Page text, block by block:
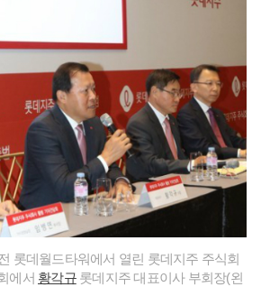
롯데월드타워에서 열린 롯데지주 주식회
에서 황각규롯데지주 대표이사 부회장(왼